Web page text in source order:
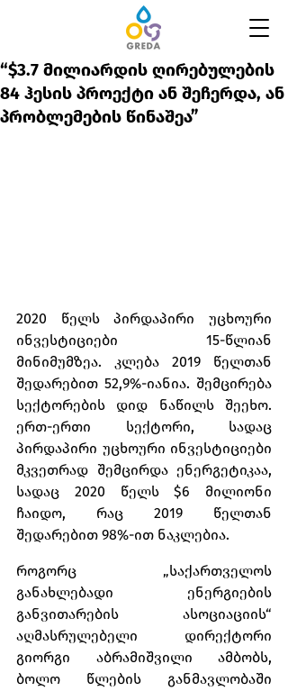
“$3.7 მილიარდის ღირებულების
84 ჰესის პროექტი ან შეჩერდა, ან
პრობლემების წინაშეა”
2020 წელს პირდაპირი უცხოური
ინვესტიციები 15-წლიან
მინიმუმზეა. კლება 2019 წელთან
შედარებით 52,9%-იანია. შემცირება
სექტორების დიდ ნაწილს შეეხო.
ერთ-ერთი სექტორი, სადაც
პირდაპირი უცხოური ინვესტიციები
მკვეთრად შემცირდა ენერგეტიკაა,
სადაც 2020 წელს $6 მილიონი
ჩაიდო, რაც 2019 წელთან
შედარებით 98%-ით ნაკლებია.
როგორც „საქართველოს
განახლებადი ენერგიების
განვითარების ასოციაციის“
აღმასრულებელი დირექტორი
გიორგი აბრამიშვილი ამბობს,
ბოლო წლების განმავლობაში